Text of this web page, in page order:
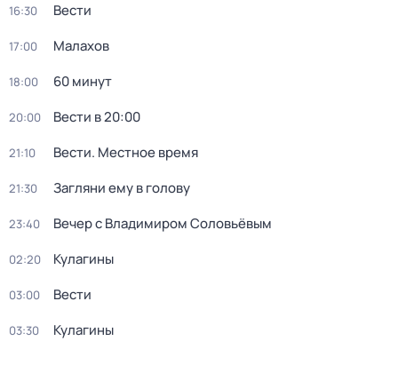
16:30 Вести
17:00 Малахов
18:00 60 минут
20:00 Вести в 20:00
21:10 Вести. Местное время
21:30 Загляни ему в голову
23:40 Вечер с Владимиром Соловьёвым
02:20 Кулагины
03:00 Вести
03:30 Кулагины